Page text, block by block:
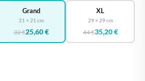
Grand
21 × 21 cm
32 €25,60 €
XL
29 × 29 cm
44 €35,20 €